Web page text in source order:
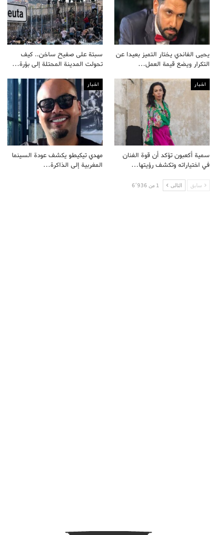
يحيى الفاندي يختار التميز بعيدا عن
التكرار ويضع قيمة العمل…
سبتة على صفيح ساخن.. كيف
تحولت المدينة المحتلة إلى بؤرة…
اخبار
سمية أكعبون تؤكد أن قوة الفنان
في اختياراته وتكشف رؤيتها…
اخبار
مهدي تيكيطو يكشف عودة السينما
المغربية إلى الذاكرة…
سابق التالى 1 من 6٬936